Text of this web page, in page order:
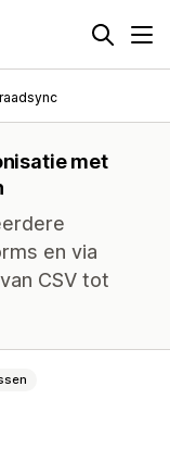
met
en via
CSV tot